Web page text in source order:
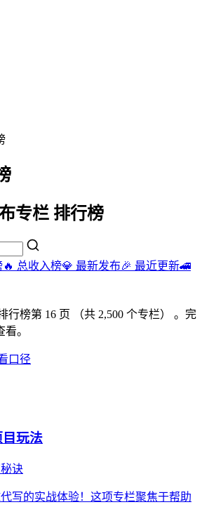
专栏 排行榜
总收入榜💎 最新发布🎉 最近更新🚄
行榜第 16 页 （共 2,500 个专栏）
。完
。
口径
玩法
诀
写的实战体验！这项专栏聚焦于帮助